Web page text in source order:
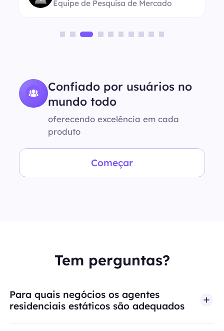
Equipe de Pesquisa de Mercado
Confiado por usuários no
mundo todo
oferecendo excelência em cada
produto
Começar
Tem perguntas?
Para quais negócios os agentes
residenciais estáticos são adequados